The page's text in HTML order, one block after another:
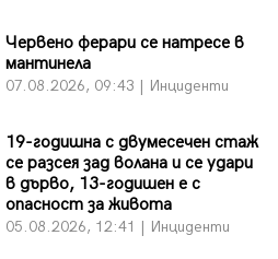
Червено ферари се натресе в
мантинела
07.08.2026, 09:43 | Инциденти
19-годишна с двумесечен стаж
се разсея зад волана и се удари
в дърво, 13-годишен е с
опасност за живота
05.08.2026, 12:41 | Инциденти